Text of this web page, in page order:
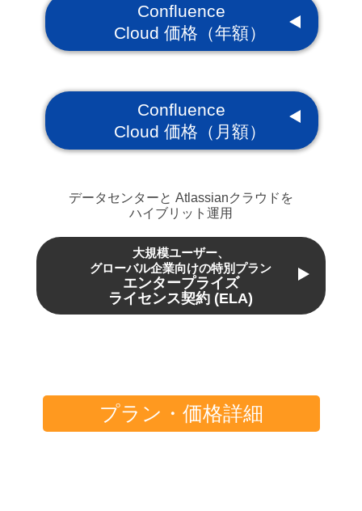
Confluence
Cloud 価格（年額）
Confluence
Cloud 価格（月額）
データセンターと Atlassianクラウドを
ハイブリット運用
大規模ユーザー、
グローバル企業向けの特別プラン
エンタープライズ
ライセンス契約 (ELA)
プラン・価格詳細